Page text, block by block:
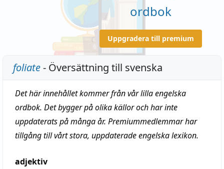
ordbok
Uppgradera till premium
foliate- Översättning till svenska
Det här innehållet kommer från vår lilla engelska
ordbok. Det bygger på olika källor och har inte
uppdaterats på många år. Premiummedlemmar har
tillgång till vårt stora, uppdaterade engelska lexikon.
adjektiv